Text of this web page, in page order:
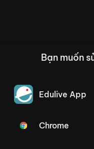
Bạn muốn
Edulive App
Chrome